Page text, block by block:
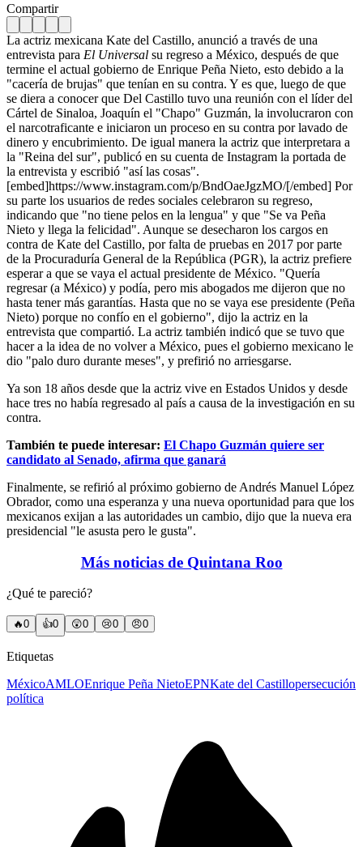
Compartir
La actriz mexicana Kate del Castillo, anunció a través de una
entrevista para El Universal su regreso a México, después de que
termine el actual gobierno de Enrique Peña Nieto, esto debido a la
"cacería de brujas" que tenían en su contra. Y es que, luego de que
se diera a conocer que Del Castillo tuvo una reunión con el líder del
Cártel de Sinaloa, Joaquín el "Chapo" Guzmán, la involucraron con
el narcotraficante e iniciaron un proceso en su contra por lavado de
dinero y encubrimiento. De igual manera la actriz que interpretara a
la "Reina del sur", publicó en su cuenta de Instagram la portada de
la entrevista y escribió "así las cosas".
[embed]https://www.instagram.com/p/BndOaeJgzMO/[/embed] Por
su parte los usuarios de redes sociales celebraron su regreso,
indicando que "no tiene pelos en la lengua" y que "Se va Peña
Nieto y llega la felicidad". Aunque se desecharon los cargos en
contra de Kate del Castillo, por falta de pruebas en 2017 por parte
de la Procuraduría General de la República (PGR), la actriz prefiere
esperar a que se vaya el actual presidente de México. "Quería
regresar (a México) y podía, pero mis abogados me dijeron que no
hasta tener más garantías. Hasta que no se vaya ese presidente (Peña
Nieto) porque no confío en el gobierno", dijo la actriz en la
entrevista que compartió. La actriz también indicó que se tuvo que
hacer a la idea de no volver a México, pues el gobierno mexicano le
dio "palo duro durante meses", y prefirió no arriesgarse.
Ya son 18 años desde que la actriz vive en Estados Unidos y desde
hace tres no había regresado al país a causa de la investigación en su
contra.
También te puede interesar: El Chapo Guzmán quiere ser
candidato al Senado, afirma que ganará
Finalmente, se refirió al próximo gobierno de Andrés Manuel López
Obrador, como una esperanza y una nueva oportunidad para que los
mexicanos exijan a las autoridades un cambio, dijo que la nueva era
presidencial "le asusta pero le gusta".
Más noticias de Quintana Roo
¿Qué te pareció?
🔥0 👍0 😲0 😢0 😠0
Etiquetas
MéxicoAMLOEnrique Peña NietoEPNKate del Castillopersecución
política